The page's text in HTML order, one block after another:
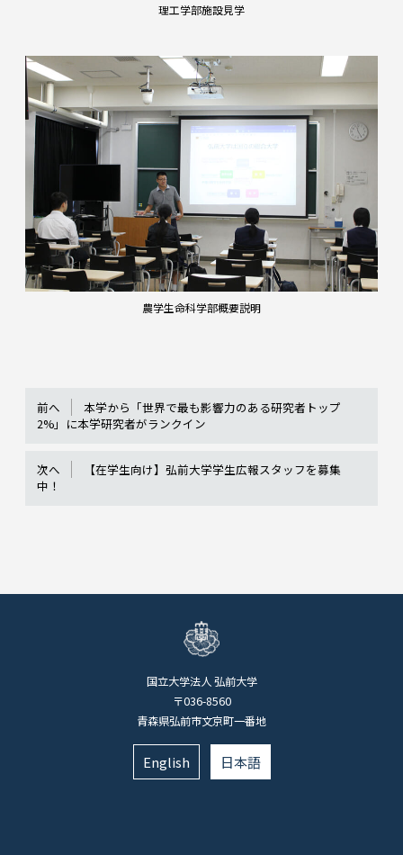
理工学部施設見学
農学生命科学部概要説明
前へ
本学から「世界で最も影響力のある研究者トップ
2%」に本学研究者がランクイン
次へ
【在学生向け】弘前大学学生広報スタッフを募集
中！
国立大学法人 弘前大学
〒036-8560
青森県弘前市文京町一番地
English 日本語